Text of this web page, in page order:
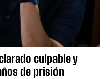
culpable y
de prisión